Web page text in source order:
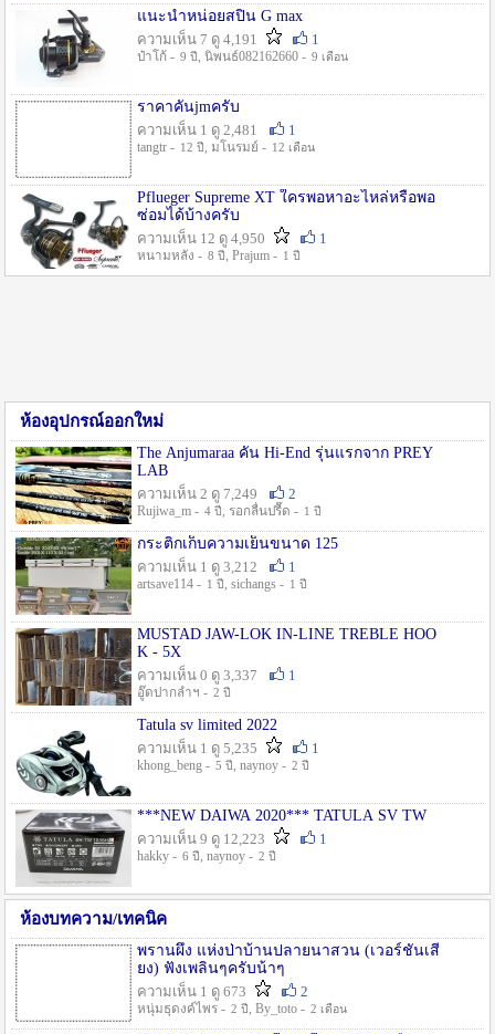
แนะนำหน่อยสปิน G max
ความเห็น 7 ดู 4,191
1
ป๋าโก้ - 9 ปี , นิพนธ์082162660 - 9 เดือน
ราคาคันjmครับ
ความเห็น 1 ดู 2,481
1
tangtr - 12 ปี , มโนรมย์ - 12 เดือน
Pflueger Supreme XT ใครพอหาอะไหล่หรือพอ
ซ่อมได้บ้างครับ
ความเห็น 12 ดู 4,950
1
หนามหลัง - 8 ปี , Prajum - 1 ปี
ห้องอุปกรณ์ออกใหม่
The Anjumaraa คัน Hi-End รุ่นแรกจาก PREY
LAB
ความเห็น 2 ดู 7,249
2
Rujiwa_m - 4 ปี , รอกลื่นปรื๊ด - 1 ปี
กระติกเก็บความเย็นขนาด 125
ความเห็น 1 ดู 3,212
1
artsave114 - 1 ปี , sichangs - 1 ปี
MUSTAD JAW-LOK IN-LINE TREBLE HOO
K - 5X
ความเห็น 0 ดู 3,337
1
อู๊ดปากลำฯ - 2 ปี
Tatula sv limited 2022
ความเห็น 1 ดู 5,235
1
khong_beng - 5 ปี , naynoy - 2 ปี
***NEW DAIWA 2020*** TATULA SV TW
ความเห็น 9 ดู 12,223
1
hakky - 6 ปี , naynoy - 2 ปี
ห้องบทความ/เทคนิค
พรานผึ้ง แห่งป่าบ้านปลายนาสวน (เวอร์ชั่นเสี
ยง) ฟังเพลินๆครับน้าๆ
ความเห็น 1 ดู 673
2
หนุ่มธุดงค์ไพร - 2 ปี , By_toto - 2 เดือน